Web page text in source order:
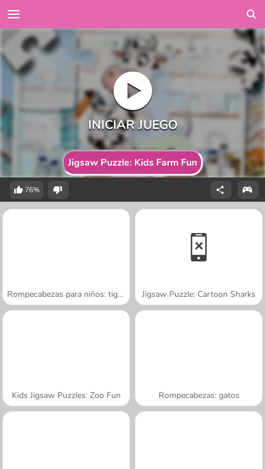
Jigsaw Puzzle: Kids Farm Fun
76%
Rompecabezas para niños: tigres Jigsaw Puzzle: Cartoon Sharks
Kids Jigsaw Puzzles: Zoo Fun Rompecabezas: gatos